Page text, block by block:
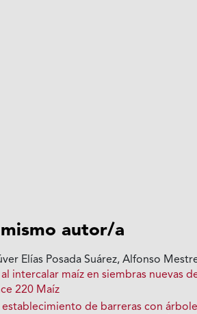
autor/a
Elías Posada Suárez, Alfonso
intercalar maíz en siembras nuevas
220 Maíz
establecimiento de barreras con